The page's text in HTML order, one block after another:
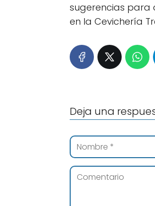
sugerencias para
en la Cevichería
Deja una